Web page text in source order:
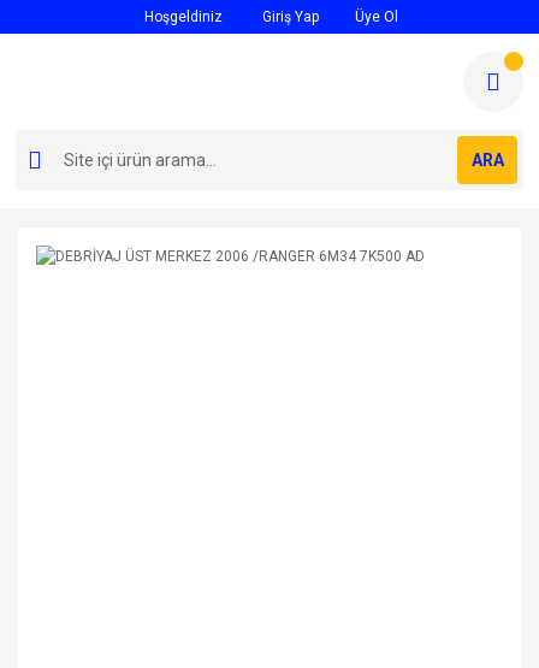
Hoşgeldiniz Giriş Yap Üye Ol
ARA